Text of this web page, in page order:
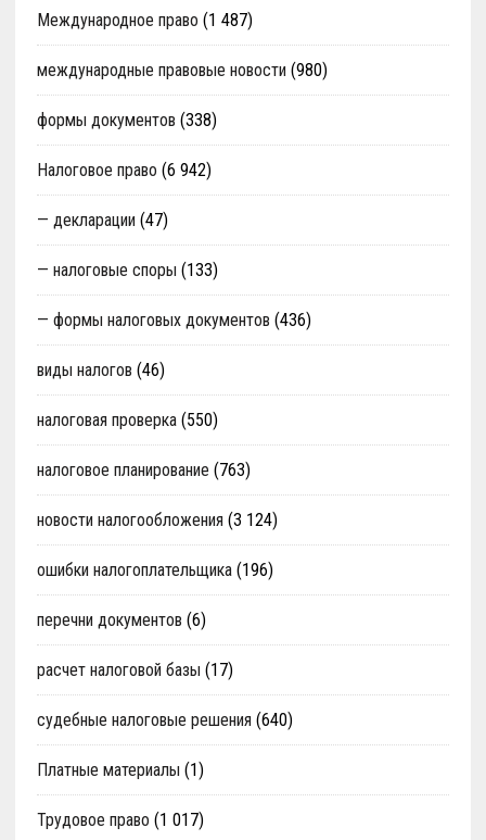
Международное право (1 487)
международные правовые новости (980)
формы документов (338)
Налоговое право (6 942)
— декларации (47)
— налоговые споры (133)
— формы налоговых документов (436)
виды налогов (46)
налоговая проверка(550)
налоговое планирование (763)
новости налогообложения (3 124)
ошибки налогоплательщика(196)
перечни документов (6)
расчет налоговой базы (17)
судебные налоговые решения (640)
Платные материалы (1)
Трудовое право (1 017)